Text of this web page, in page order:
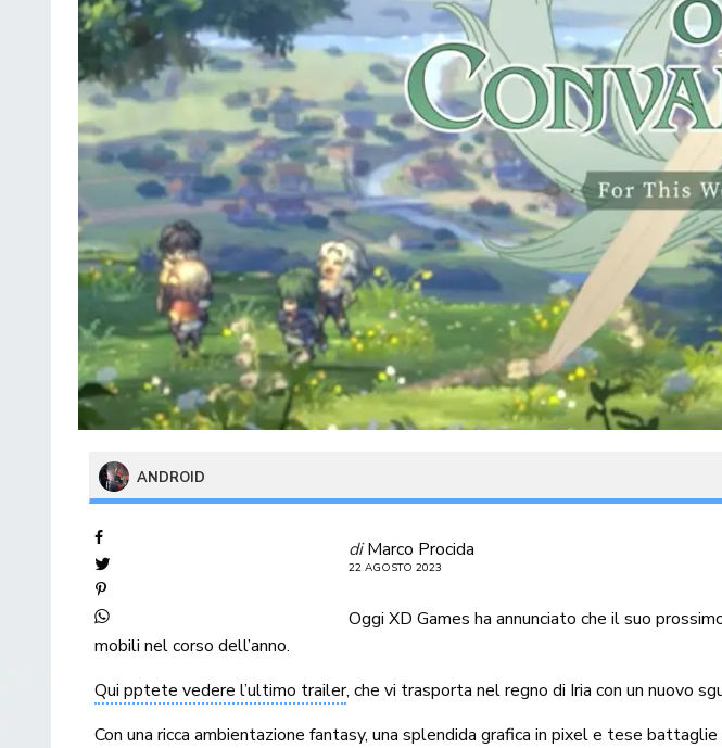
ANDROID
di Marco Procida
22 AGOSTO 2023
Oggi XD Games ha annunciato che il suo
mobili nel corso dell’anno.
Qui pptete vedere l’ultimo trailer, che vi trasporta nel regno di Iria con un nuovo
Con una ricca ambientazione fantasy, una splendida grafica in pixel e tese battaglie